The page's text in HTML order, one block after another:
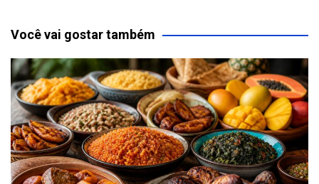
Você vai gostar também